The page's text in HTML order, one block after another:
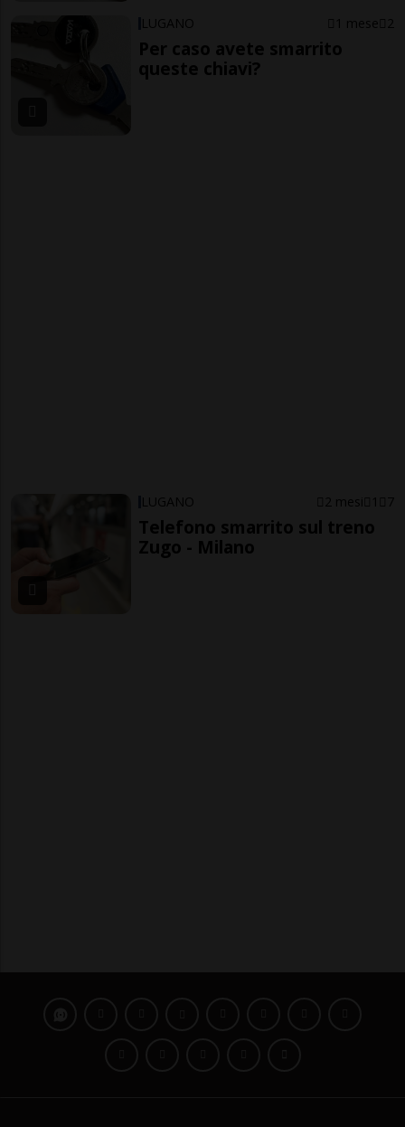
LUGANO 1 mese 2
Per caso avete smarrito
queste chiavi?
LUGANO 2 mesi 1 7
Telefono smarrito sul treno
Zugo - Milano